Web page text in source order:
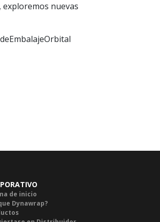
nuevas
de inicio
Dynawrap?